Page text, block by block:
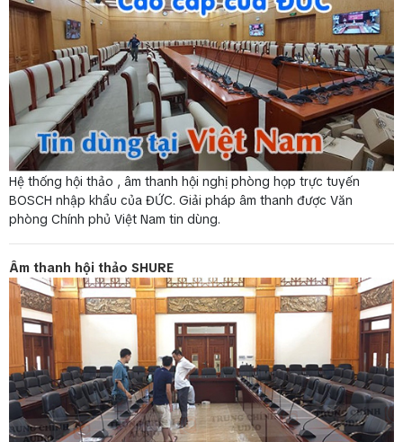
Hệ thống hội thảo , âm thanh hội nghị phòng họp trực tuyến
BOSCH nhập khẩu của ĐỨC. Giải pháp âm thanh được Văn
phòng Chính phủ Việt Nam tin dùng.
Âm thanh hội thảo SHURE